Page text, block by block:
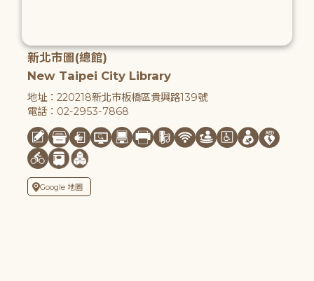
新北市圖(總館)
New Taipei City Library
地址：220218新北市板橋區貴興路139號
電話：02-2953-7868
Google 地圖